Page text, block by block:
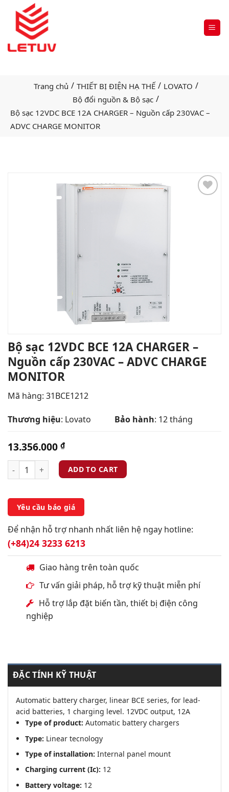
Trang chủ / THIẾT BỊ ĐIỆN HẠ THẾ / LOVATO /
Bộ đổi nguồn & Bộ sạc /
Bộ sạc 12VDC BCE 12A CHARGER – Nguồn cấp 230VAC –
ADVC CHARGE MONITOR
Bộ sạc 12VDC BCE 12A CHARGER –
Nguồn cấp 230VAC – ADVC CHARGE
MONITOR
Mã hàng: 31BCE1212
Thương hiệu: Lovato Bảo hành: 12 tháng
13.356.000 ₫
ADD TO CART
Yêu cầu báo giá
Để nhận hỗ trợ nhanh nhất liên hệ ngay hotline:
(+84)24 3233 6213
Giao hàng trên toàn quốc
Tư vấn giải pháp, hỗ trợ kỹ thuật miễn phí
Hỗ trợ lắp đặt biến tần, thiết bị điện công
nghiệp
ĐẶC TÍNH KỸ THUẬT
Automatic battery charger, linear BCE series, for lead-
acid batteries, 1 charging level. 12VDC output, 12A
Type of product: Automatic battery chargers
Type: Linear tecnology
Type of installation: Internal panel mount
Charging current (Ic): 12
Battery voltage: 12